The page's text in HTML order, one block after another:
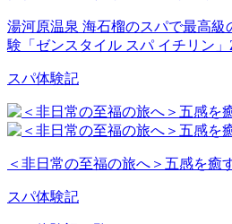
湯河原温泉 海石榴のスパで最高級
験「ゼンスタイル スパ イチリン」
スパ体験記
＜非日常の至福の旅へ＞五感を癒
スパ体験記